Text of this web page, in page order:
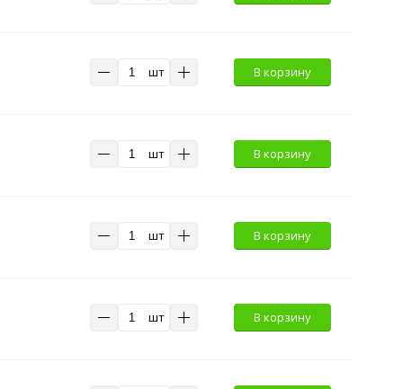
шт В корзину
шт В корзину
шт В корзину
шт В корзину